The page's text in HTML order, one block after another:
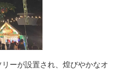
ーが設置され、煌びやかなオ